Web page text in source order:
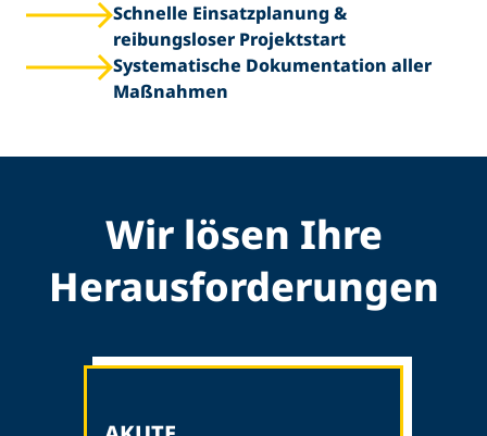
Schnelle Einsatzplanung &
reibungsloser Projektstart
Systematische Dokumentation aller
Maßnahmen
Wir lösen Ihre
Herausforderungen